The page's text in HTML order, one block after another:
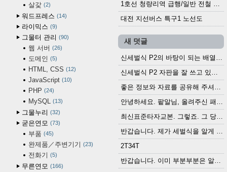
살갗 2
워드프레스 14
라이믹스 9
그물터 관리 90
웹 서버 26
도메인 5
HTML, CSS 12
JavaScript 10
PHP 24
MySQL 13
그물누리 32
굳은연모 73
부품 45
완제품／주변기기 23
전화기 5
무른연모 166
대전 지선버스 특구1 노선도
새 덧글
최신표준타자교본. 그렇죠. 그 당시에 최신 표준...
2T34T
반갑습니다. 이미 부분부분은 알려진 정보들이...